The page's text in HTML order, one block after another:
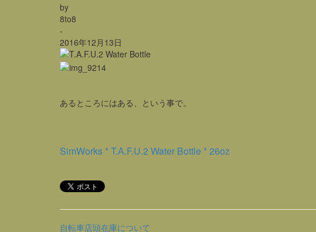
by
8to8
-
2016年12月13日
あるところにはある、という事で。
SimWorks * T.A.F.U.2 Water Bottle * 26oz
自転車店頭在庫について